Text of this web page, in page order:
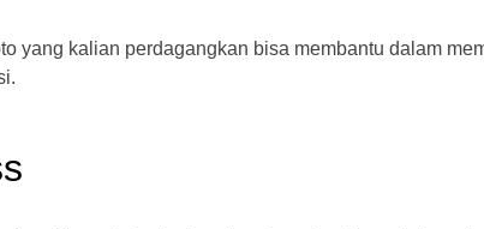
yang kalian perdagangkan bisa membantu dalam